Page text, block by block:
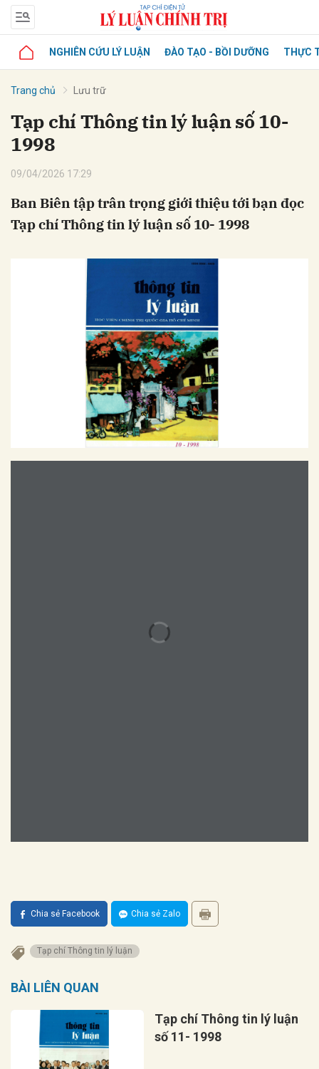
NGHIÊN CỨU LÝ LUẬN ĐÀO TẠO - BỒI DƯỠNG THỰC
Trang chủ Lưu trữ
Tạp chí Thông tin lý luận số 10-
1998
09/04/2026 17:29
Ban Biên tập trân trọng giới thiệu tới bạn đọc
Tạp chí Thông tin lý luận số 10- 1998
Chia sẻ Facebook Chia sẻ Zalo
Tạp chí Thông tin lý luận
BÀI LIÊN QUAN
Tạp chí Thông tin lý luận
số 11- 1998